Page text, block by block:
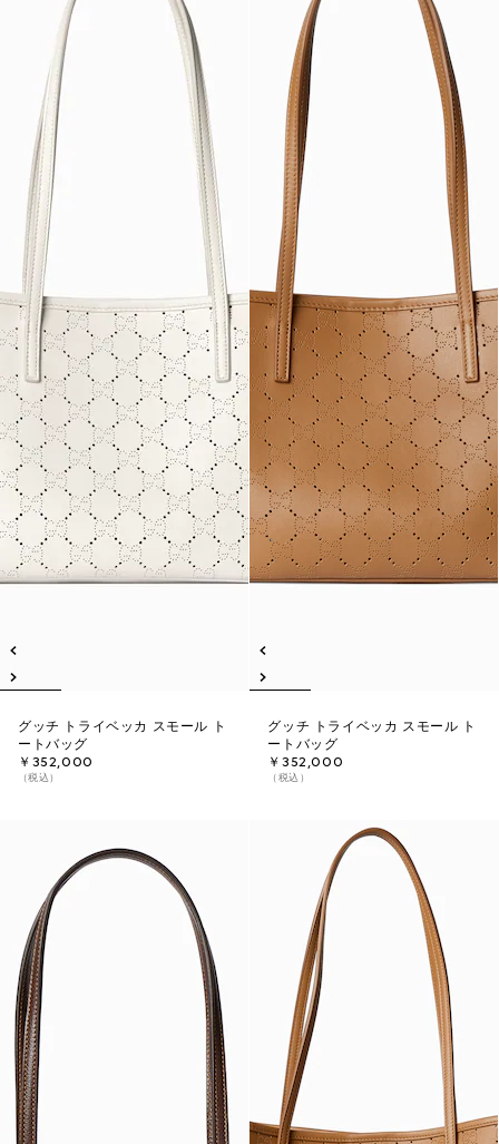
グッチ トライベッカ スモール ト
ートバッグ
￥352,000
（税込）
グッチ トライベッカ スモール ト
ートバッグ
￥352,000
（税込）